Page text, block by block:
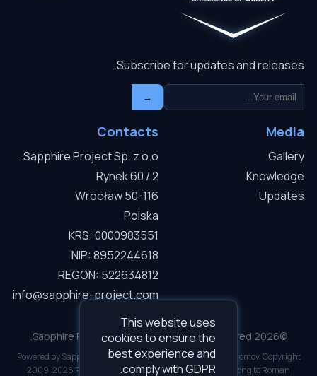
This website uses
cookies to ensure the
best experience and
comply with GDPR.
Subscribe for updates and releases.
→
Media
Gallery
Knowledge
Updates
Contacts
Sapphire Project Sp. z o.o.
Rynek 60 / 2
50-116 Wrocław
Polska
KRS: 0000983551
NIP: 8952244618
REGON: 522634812
info@sapphire-project.com
©2026 Sapphire Project Sp. z o.o. — All rights reserved.
Powered by Sapphire I.C.D.S v3.0.1. Developed by Roman Gromov. Copyright
2009-2026 Roman Gromov. All software copyrights belong to Roman